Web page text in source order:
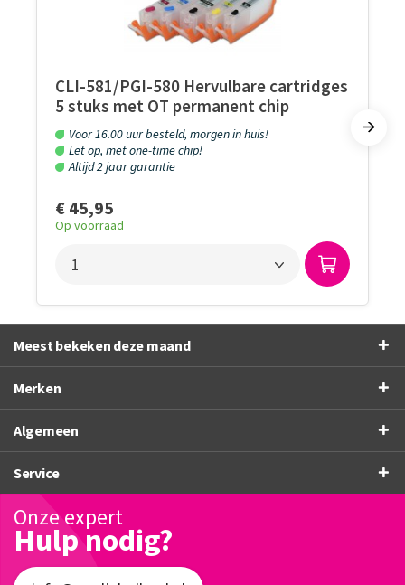
CLI-581/PGI-580 Hervulbare cartridges
5 stuks met OT permanent chip
Voor 16.00 uur besteld, morgen in huis!
Let op, met one-time chip!
Altijd 2 jaar garantie
€ 45,95
Op voorraad
Meest bekeken deze maand
Merken
Algemeen
Service
Onze expert
Hulp nodig?